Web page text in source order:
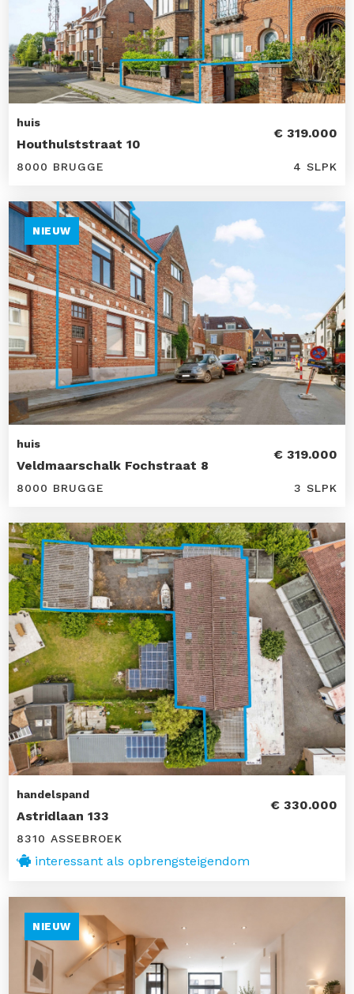
huis
Houthulststraat 10
€ 319.000
8000 BRUGGE 4 SLPK
NIEUW
huis
Veldmaarschalk Fochstraat 8
€ 319.000
8000 BRUGGE 3 SLPK
handelspand
Astridlaan 133
€ 330.000
8310 ASSEBROEK
interessant als opbrengsteigendom
NIEUW